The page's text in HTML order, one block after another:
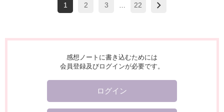
1 2 3 22
感想ノートに書き込むためには
会員登録及びログインが必要です。
ログイン